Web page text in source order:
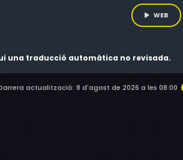
WEB
una traducció automàtica no revisada.
actualització: 8 d'agost de 2026 a les 08:00